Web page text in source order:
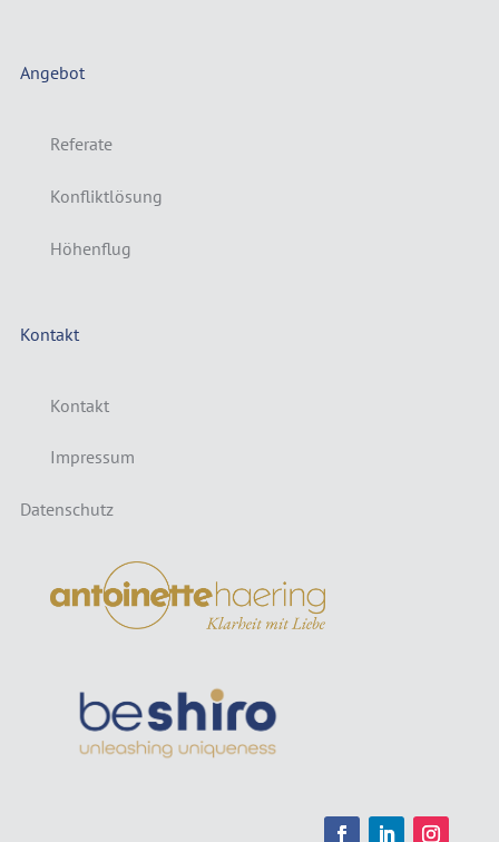
Angebot
Referate
Konfliktlösung
Höhenflug
Kontakt
Kontakt
Impressum
Datenschutz